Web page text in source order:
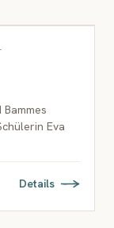
Eva
Details